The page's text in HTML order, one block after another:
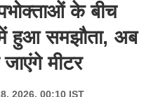
के बीच
हुआ समझौता, अब
मीटर
2026, 00:10 IST